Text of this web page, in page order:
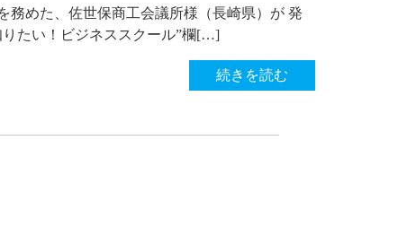
務めた、佐世保商工会議所様（長崎県）が 発
りたい！ビジネススクール”欄[…]
続きを読む